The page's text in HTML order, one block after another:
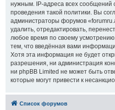
нужным. IP-адреса всех сообщений
проведения такой политики. Вы
администраторы форумов
удалить, отредактировать,
любое время по своему
тем, что введённая вами
Хотя эта информация не будет
разрешения, ни администрация
ни phpBB Limited не может быть
которые могут привести к
Список форумов